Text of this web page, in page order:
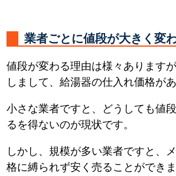
業者ごとに値段が大きく変
値段が変わる理由は様々あります
しまして、給湯器の仕入れ価格があ
小さな業者ですと、どうしても値
るを得ないのが現状です。
しかし、規模が多い業者ですと、
格に縛られず安く売ることができま